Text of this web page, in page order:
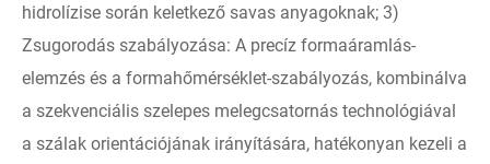
hidrolízise során keletkező savas anyagoknak; 3)
Zsugorodás szabályozása: A precíz formaáramlás-
elemzés és a formahőmérséklet-szabályozás, kombinálva
a szekvenciális szelepes melegcsatornás technológiával
a szálak orientációjának irányítására, hatékonyan kezeli a